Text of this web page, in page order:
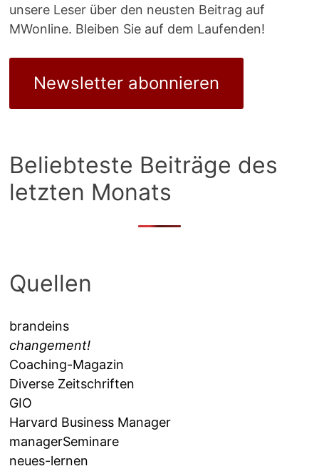
unsere Leser über den neusten Beitrag auf
MWonline. Bleiben Sie auf dem Laufenden!
Newsletter abonnieren
Beliebteste Beiträge des
letzten Monats
Quellen
brandeins
changement!
Coaching-Magazin
Diverse Zeitschriften
GIO
Harvard Business Manager
managerSeminare
neues-lernen